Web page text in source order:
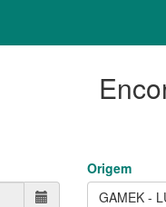
Origem
GAMEK -